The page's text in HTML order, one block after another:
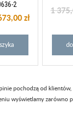
2
zł
1
pochodzą od
wyświetlamy zarówno